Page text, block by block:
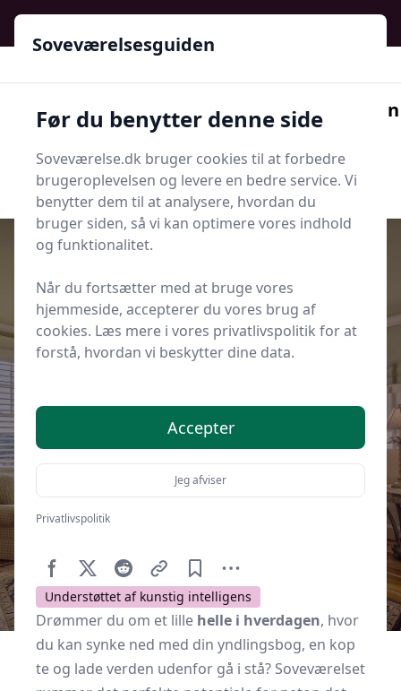
Soveværelsesguiden
Søg nu
Søg nu
Udgivet i Indretning og Hygge
Sådan laver du en hyggelig
læsekrog i soveværelset
Understøttet af kunstig intelligens
Drømmer du om et lille helle i hverdagen, hvor
du kan synke ned med din yndlingsbog, en kop
te og lade verden udenfor gå i stå? Soveværelset
Soveværelsesguiden
Før du benytter denne side
Soveværelse.dk bruger cookies til at forbedre
brugeroplevelsen og levere en bedre service. Vi
benytter dem til at analysere, hvordan du
bruger siden, så vi kan optimere vores indhold
og funktionalitet.
Når du fortsætter med at bruge vores
hjemmeside, accepterer du vores brug af
cookies. Læs mere i vores privatlivspolitik for at
forstå, hvordan vi beskytter dine data.
Accepter
Jeg afviser
Privatlivspolitik